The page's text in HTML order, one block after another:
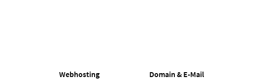
Webhosting
Domain & E-Mail